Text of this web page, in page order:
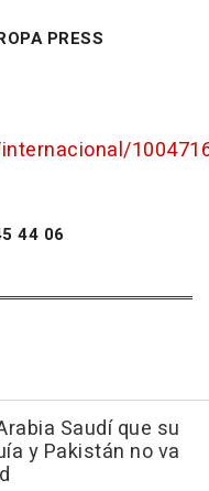
PRESS
44 06
Saudí que su
y Pakistán no va